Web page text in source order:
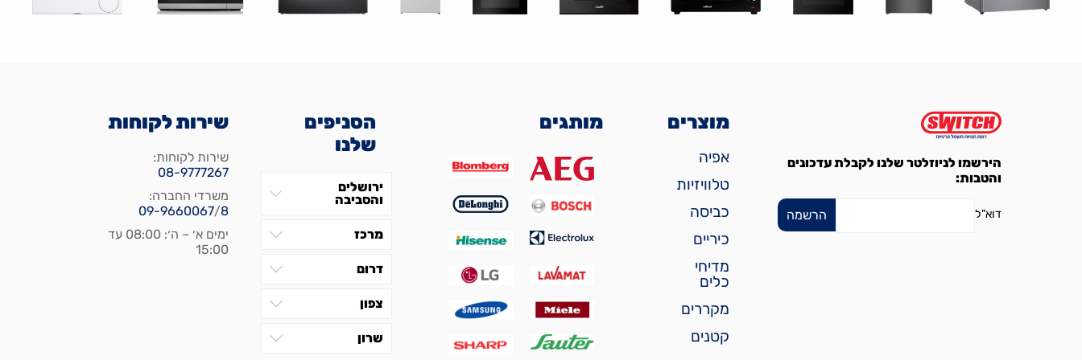
הירשמו לניוזלטר שלנו לקבלת עדכונים
והטבות:
דוא"ל
מוצרים
אפיה
טלוויזיות
כביסה
כיריים
מדיחי
כלים
מקררים
קטנים
מותגים
הסניפים
שלנו
ירושלים
והסביבה
מרכז
דרום
צפון
שרון
שירות לקוחות
שירות לקוחות:
08-9777267
משרדי החברה:
09-9660067/8
ימים א׳ – ה׳: 08:00 עד
15:00